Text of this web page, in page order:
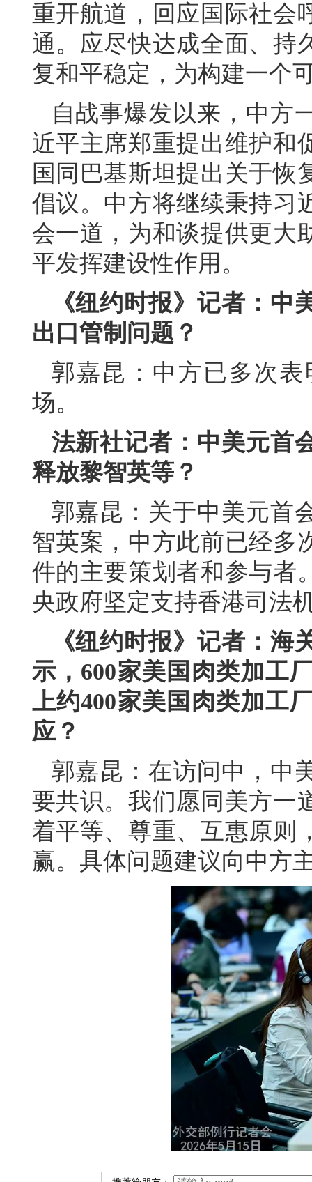
重开航道，回应国际社会
通。应尽快达成全面、持
复和平稳定，为构建一个
自战事爆发以来，中方
近平主席郑重提出维护和
国同巴基斯坦提出关于恢
倡议。中方将继续秉持习
会一道，为和谈提供更大
平发挥建设性作用。
《纽约时报》记者：
出口管制问题？
郭嘉昆：中方已多次
场。
法新社记者：中美元首
释放黎智英等？
郭嘉昆：关于中美元首
智英案，中方此前已经多
件的主要策划者和参与者
央政府坚定支持香港司法
《纽约时报》记者：
示，600家美国肉类加工
上约400家美国肉类加工
应？
郭嘉昆：在访问中，中
要共识。我们愿同美方一
着平等、尊重、互惠原则
赢。具体问题建议向中方